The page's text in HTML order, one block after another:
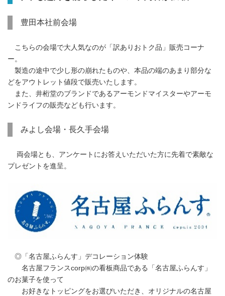
豊田本社前会場
こちらの会場で大人気なのが「訳ありおトク品」販売コーナ
ー。
製造の途中で少し形の崩れたものや、本品の端のあまり部分な
どをアウトレット値段で販売いたします。
また、井桁堂のブランドであるアーモンドマイスターやアーモ
ンドライフの販売なども行います。
みよし会場・長久手会場
両会場とも、アンケートにお答えいただいた方に先着で素敵な
プレゼントを進呈。
◎「名古屋ふらんす」デコレーション体験
名古屋フランスcorp㈱の看板商品である「名古屋ふらんす」
のお菓子を使って
お好きなトッピングをお選びいただき、オリジナルの名古屋